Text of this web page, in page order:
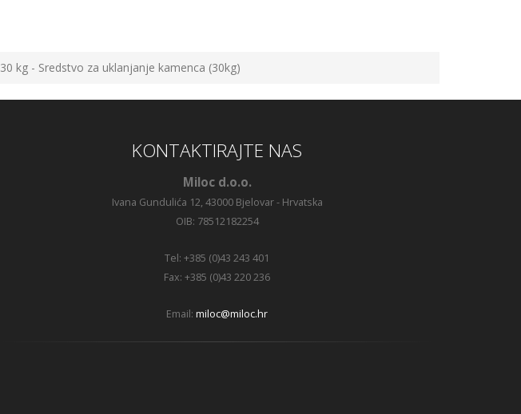
kg - Sredstvo za uklanjanje kamenca (30kg)
KONTAKTIRAJTE NAS
Miloc d.o.o.
Ivana Gundulića 12, 43000 Bjelovar - Hrvatska
OIB: 78512182254
Tel: +385 (0)43 243 401
Fax: +385 (0)43 220 236
Email:miloc@miloc.hr